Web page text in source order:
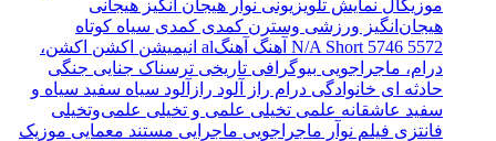
موزیکال نمایش تلویزیونی نوآر هیجان انگیز هیجانی
هیجان‌انگیز ورزشی وسترن کمدی کمدی سیاه کوتاه
5572
5746
N/A Short آهنگ آهنگal انیمیشن اکشن اکشن،
درام، ماجراجویی بیوگرافی تاریخی ترسناک جنایی جنگی
حادثه ای خانوادگی درام راز آلود رازآلود سیاه سفید سیاه و
سفید عاشقانه علمی تخیلی علمی و تخیلی علمی‌و‌تخیلی
فانتزی فیلم نوآر ماجراجویی ماجرایی مستند معمایی موزیک